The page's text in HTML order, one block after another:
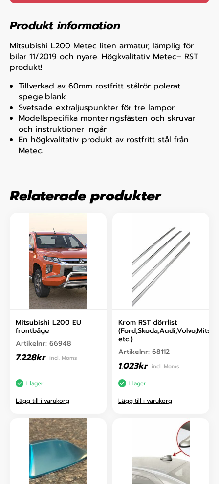
Produkt information
Mitsubishi L200 Metec liten armatur, lämplig för
bilar 11/2019 och nyare. Högkvalitativ Metec– RST
produkt!
Tillverkad av 60mm rostfritt stålrör polerat
spegelblank
Svetsade extraljuspunkter för tre lampor
Modellspecifika monteringsfästen och skruvar
och instruktioner ingår
En högkvalitativ produkt av rostfritt stål från
Metec.
Relaterade produkter
Mitsubishi L200 EU
frontbåge
Artikelnr: 66948
7.228kr incl. Moms
I lager
Lägg till i varukorg
Krom RST dörrlist
etc.)
Artikelnr: 68112
1.023kr incl. Moms
I lager
Lägg till i varukorg